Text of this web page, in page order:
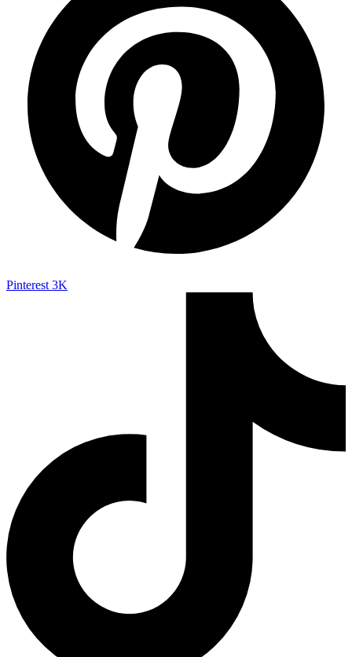
Pinterest 3K